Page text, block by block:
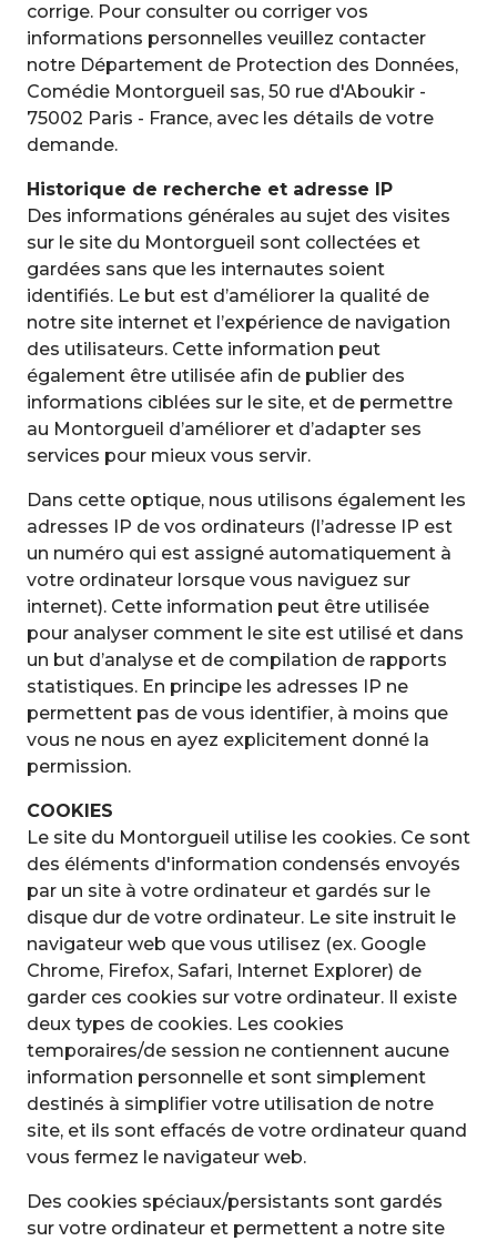
corrige. Pour consulter ou corriger vos
informations personnelles veuillez contacter
notre Département de Protection des Données,
Comédie Montorgueil sas, 50 rue d'Aboukir -
75002 Paris - France, avec les détails de votre
demande.
Historique de recherche et adresse IP
Des informations générales au sujet des visites
sur le site du Montorgueil sont collectées et
gardées sans que les internautes soient
identifiés. Le but est d’améliorer la qualité de
notre site internet et l’expérience de navigation
des utilisateurs. Cette information peut
également être utilisée afin de publier des
informations ciblées sur le site, et de permettre
au Montorgueil d’améliorer et d’adapter ses
services pour mieux vous servir.
Dans cette optique, nous utilisons également les
adresses IP de vos ordinateurs (l’adresse IP est
un numéro qui est assigné automatiquement à
votre ordinateur lorsque vous naviguez sur
internet). Cette information peut être utilisée
pour analyser comment le site est utilisé et dans
un but d’analyse et de compilation de rapports
statistiques. En principe les adresses IP ne
permettent pas de vous identifier, à moins que
vous ne nous en ayez explicitement donné la
permission.
COOKIES
Le site du Montorgueil utilise les cookies. Ce sont
des éléments d'information condensés envoyés
par un site à votre ordinateur et gardés sur le
disque dur de votre ordinateur. Le site instruit le
navigateur web que vous utilisez (ex. Google
Chrome, Firefox, Safari, Internet Explorer) de
garder ces cookies sur votre ordinateur. Il existe
deux types de cookies. Les cookies
temporaires/de session ne contiennent aucune
information personnelle et sont simplement
destinés à simplifier votre utilisation de notre
site, et ils sont effacés de votre ordinateur quand
vous fermez le navigateur web.
Des cookies spéciaux/persistants sont gardés
sur votre ordinateur et permettent a notre site